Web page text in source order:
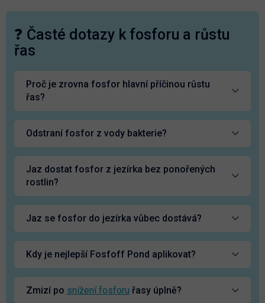
❓ Časté dotazy k fosforu a růstu
řas
Proč je zrovna fosfor hlavní příčinou růstu
řas?
Odstraní fosfor z vody bakterie?
Jaz dostat fosfor z jezírka bez ponořených
rostlin?
Jaz se fosfor do jezírka vůbec dostává?
Kdy je nejlepší Fosfoff Pond aplikovat?
Zmizí po snížení fosforu řasy úplně?